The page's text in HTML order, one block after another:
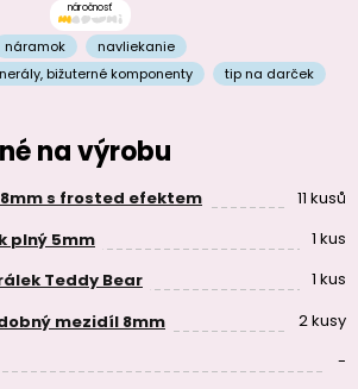
náročnosť
náramok
navliekanie
, bižuterné komponenty tip na darček
na výrobu
s frosted efektem
11 kusů
plný 5mm
1 kus
Teddy Bear
1 kus
mezidíl 8mm
2 kusy
-